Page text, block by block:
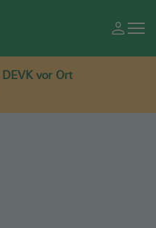
vor Ort